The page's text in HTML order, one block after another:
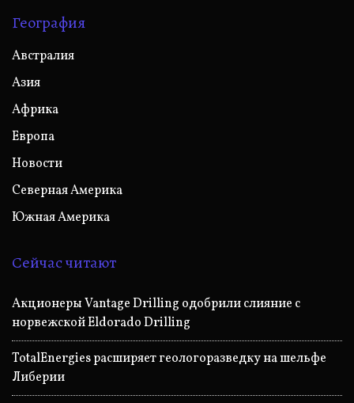
География
Австралия
Азия
Африка
Европа
Новости
Северная Америка
Южная Америка
Сейчас читают
Акционеры Vantage Drilling одобрили слияние с
норвежской Eldorado Drilling
TotalEnergies расширяет геологоразведку на шельфе
Либерии